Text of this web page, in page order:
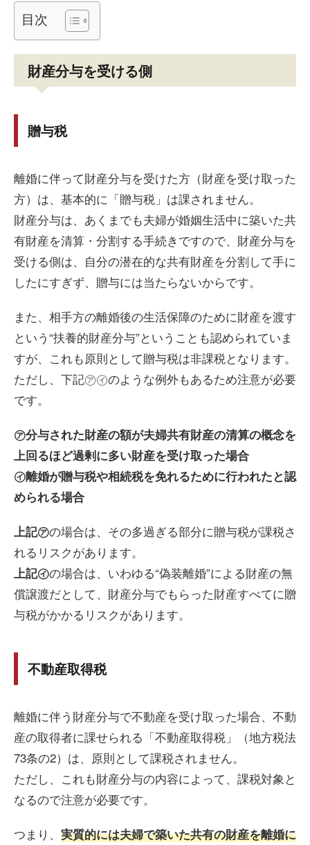
目次
財産分与を受ける側
贈与税
離婚に伴って財産分与を受けた方（財産を受け取った
方）は、基本的に「贈与税」は課されません。
財産分与は、あくまでも夫婦が婚姻生活中に築いた共
有財産を清算・分割する手続きですので、財産分与を
受ける側は、自分の潜在的な共有財産を分割して手に
したにすぎず、贈与には当たらないからです。
また、相手方の離婚後の生活保障のために財産を渡す
という“扶養的財産分与”ということも認められていま
すが、これも原則として贈与税は非課税となります。
ただし、下記㋐㋑のような例外もあるため注意が必要
です。
㋐分与された財産の額が夫婦共有財産の清算の概念を
上回るほど過剰に多い財産を受け取った場合
㋑離婚が贈与税や相続税を免れるために行われたと認
められる場合
上記㋐の場合は、その多過ぎる部分に贈与税が課税さ
れるリスクがあります。
上記㋑の場合は、いわゆる“偽装離婚”による財産の無
償譲渡だとして、財産分与でもらった財産すべてに贈
与税がかかるリスクがあります。
不動産取得税
離婚に伴う財産分与で不動産を受け取った場合、不動
産の取得者に課せられる「不動産取得税」（地方税法
73条の2）は、原則として課税されません。
ただし、これも財産分与の内容によって、課税対象と
なるので注意が必要です。
つまり、 実質的には夫婦で築いた共有の財産を離婚に